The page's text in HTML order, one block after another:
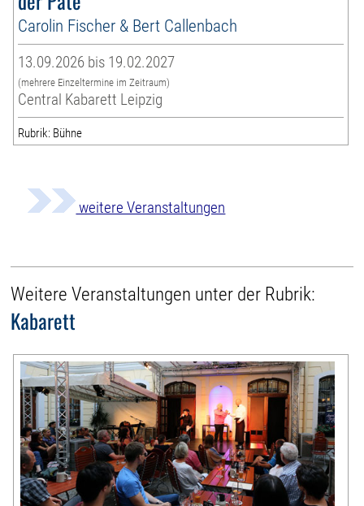
Carolin Fischer & Bert Callenbach
13.09.2026 bis 19.02.2027
(mehrere Einzeltermine im Zeitraum)
Central Kabarett Leipzig
Rubrik: Bühne
weitere Veranstaltungen
Weitere Veranstaltungen unter der Rubrik:
Kabarett